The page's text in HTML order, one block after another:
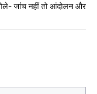
जांच नहीं तो आंदोलन और